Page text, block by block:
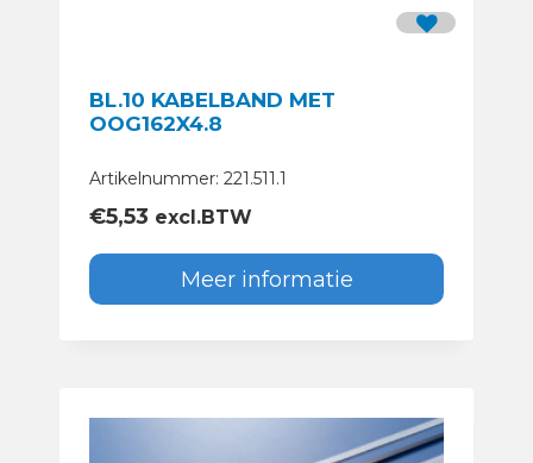
BL.10 KABELBAND MET
OOG162X4.8
Artikelnummer: 221.511.1
€5,53 excl.BTW
Meer informatie